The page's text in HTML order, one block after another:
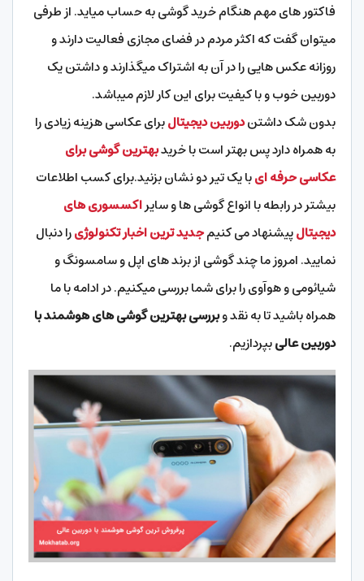
فاکتور های مهم هنگام خرید گوشی به حساب میاید. از طرفی
میتوان گفت که اکثر مردم در فضای مجازی فعالیت دارند و
روزانه عکس هایی را در آن به اشتراک میگذارند و داشتن یک
دوربین خوب و با کیفیت برای این کار لازم میباشد.
بدون شک داشتندوربین دیجیتالبرای عکاسی هزینه زیادی را
به همراه دارد پس بهتر است با خریدبهترین گوشی برای
عکاسی حرفه ایبا یک تیر دو نشان بزنید.برای کسب اطلاعات
بیشتر در رابطه با انواع گوشی ها و سایراکسسوری های
دیجیتالپیشنهاد می کنیمجدید ترین اخبار تکنولوژیرا دنبال
نمایید. امروز ما چند گوشی از برند های اپل و سامسونگ و
شیائومی و هوآوی را برای شما بررسی میکنیم. در ادامه با ما
همراه باشید تا به نقد وبررسی بهترین گوشی های هوشمند با
دوربین عالیبپردازیم.